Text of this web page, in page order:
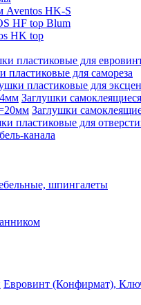
Aventos HK-S
HF top Blum
HK top
пластиковые для
пластиковые для самореза
пластиковые для
Заглушки
Заглушки
пластиковые для
канала
шпингалеты
Евровинт (Конфирмат),